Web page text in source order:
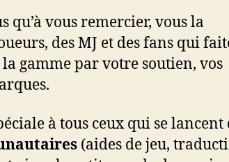
qu’à vous remercier, vous la
des MJ et des fans qui
gamme par votre soutien, vos
à tous ceux qui se lancent
(aides de jeu,